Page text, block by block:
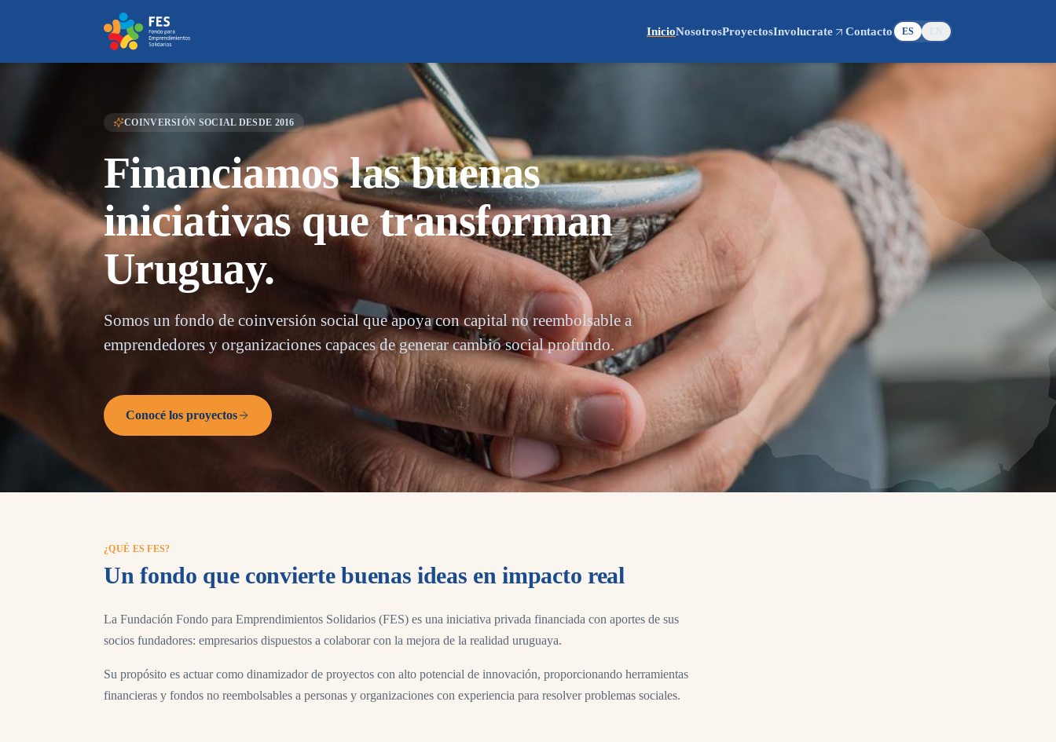
InicioNosotrosProyectosInvolucrate Contacto ES EN
COINVERSIÓN SOCIAL DESDE 2016
Financiamos las buenas
iniciativas que transforman
Uruguay.
Somos un fondo de coinversión social que apoya con capital no reembolsable a
emprendedores y organizaciones capaces de generar cambio social profundo.
Conocé los proyectos
¿QUÉ ES FES?
Un fondo que convierte buenas ideas en impacto real
La Fundación Fondo para Emprendimientos Solidarios (FES) es una iniciativa privada financiada con aportes de sus
socios fundadores: empresarios dispuestos a colaborar con la mejora de la realidad uruguaya.
Su propósito es actuar como dinamizador de proyectos con alto potencial de innovación, proporcionando herramientas
financieras y fondos no reembolsables a personas y organizaciones con experiencia para resolver problemas sociales.